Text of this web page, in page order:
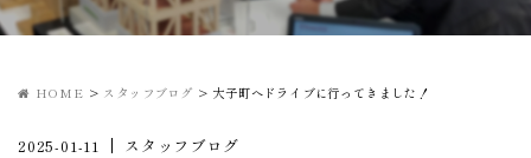
HOME > スタッフブログ > 大子町へドライブに行ってきました！
2025-01-11 スタッフブログ